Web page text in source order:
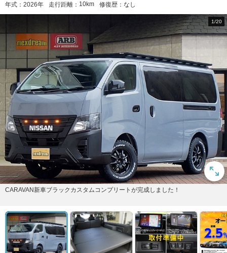
年式： 2026年 走行距離： 10km 修復歴： なし
1/20
CARAVAN新車ブラックカスタムコンプリートが完成しました！